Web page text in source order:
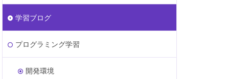
学習ブログ
プログラミング学習
開発環境